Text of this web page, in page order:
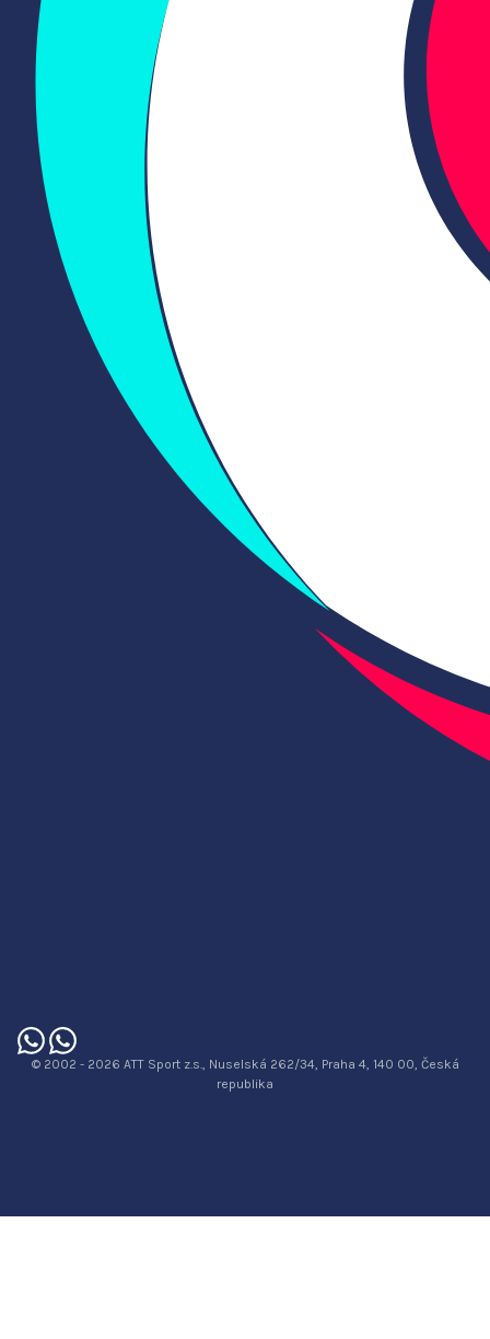
© 2002 - 2026 ATT Sport z.s., Nuselská 262/34, Praha 4, 140 00, Česká
republika